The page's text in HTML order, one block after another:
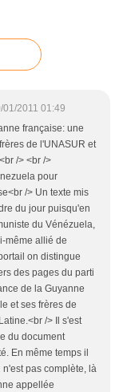
01/2011 01:49
française: une
de l'UNASUR et
/> <br />
pour
/> Un texte mis
du jour puisqu'en
du Vénézuela,
même allié de
on distingue
des pages du parti
de la Guyanne
et ses frères de
/> Il s'est
du document
En même temps il
pas complète, là
appellée